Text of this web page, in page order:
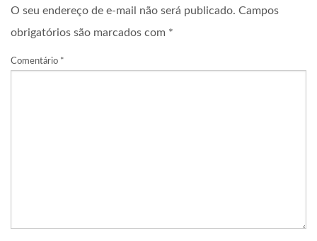
O seu endereço de e-mail não será publicado. Campos
obrigatórios são marcados com *
Comentário *